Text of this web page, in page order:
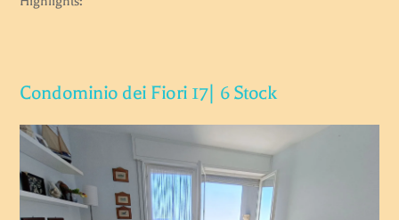
Condominio dei Fiori 17| 6 Stock